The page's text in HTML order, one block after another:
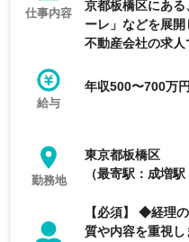
仕事内容
京都板橋区にあ
ーレ」などを展
不動産会社の求人
給与
年収500〜700万円
勤務地
東京都板橋区
（最寄駅：成増駅
【必須】 ◆経理
質や内容を重視